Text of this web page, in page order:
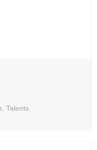
Talents